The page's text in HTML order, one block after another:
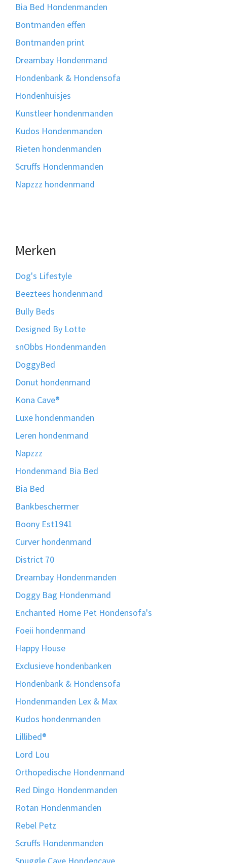
Bia Bed Hondenmanden
Bontmanden effen
Bontmanden print
Dreambay Hondenmand
Hondenbank & Hondensofa
Hondenhuisjes
Kunstleer hondenmanden
Kudos Hondenmanden
Rieten hondenmanden
Scruffs Hondenmanden
Napzzz hondenmand
Merken
Dog's Lifestyle
Beeztees hondenmand
Bully Beds
Designed By Lotte
snObbs Hondenmanden
DoggyBed
Donut hondenmand
Kona Cave®
Luxe hondenmanden
Leren hondenmand
Napzzz
Hondenmand Bia Bed
Bia Bed
Bankbeschermer
Boony Est1941
Curver hondenmand
District 70
Dreambay Hondenmanden
Doggy Bag Hondenmand
Enchanted Home Pet Hondensofa's
Foeii hondenmand
Happy House
Exclusieve hondenbanken
Hondenbank & Hondensofa
Hondenmanden Lex & Max
Kudos hondenmanden
Lillibed®
Lord Lou
Orthopedische Hondenmand
Red Dingo Hondenmanden
Rotan Hondenmanden
Rebel Petz
Scruffs Hondenmanden
Snuggle Cave Hondencave